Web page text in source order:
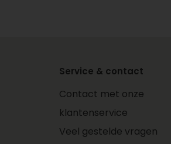
Service & contact
Contact met onze
klantenservice
Veel gestelde vragen